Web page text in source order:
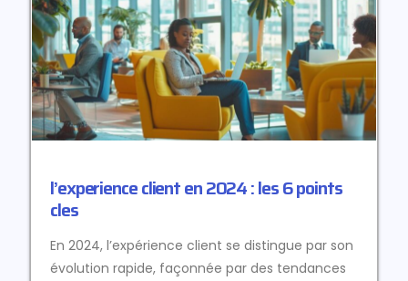
l’experience client en 2024 : les 6 points
cles
En 2024, l’expérience client se distingue par son
évolution rapide, façonnée par des tendances